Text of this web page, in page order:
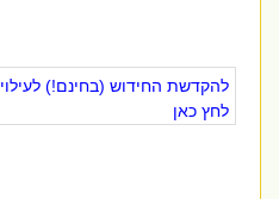
להקדשת החידוש (בחינם!) לעילוי
לחץ כאן